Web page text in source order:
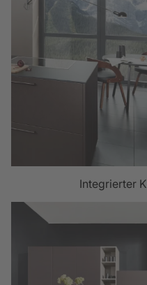
Integrierter